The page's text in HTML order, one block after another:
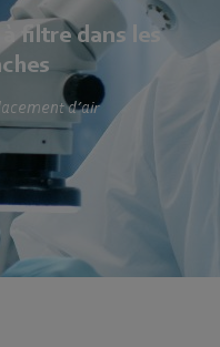
filtre dans les
d’air